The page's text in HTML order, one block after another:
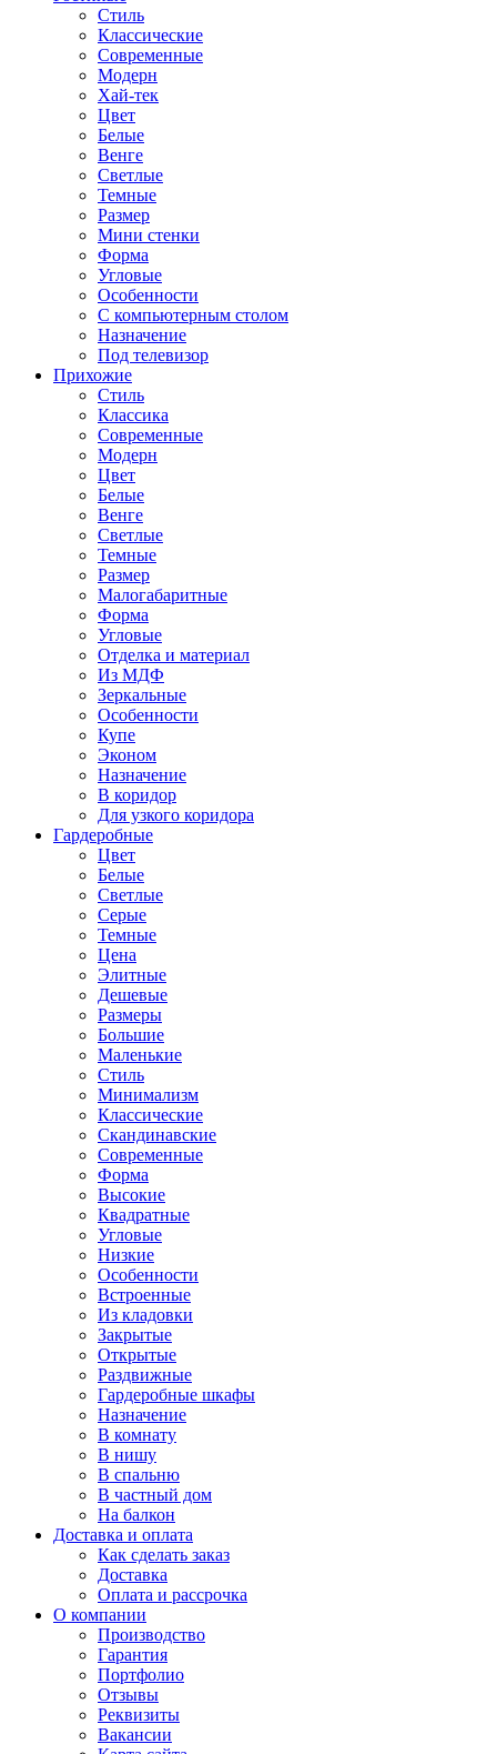
Стиль
Классические
Современные
Модерн
Хай-тек
Цвет
Белые
Венге
Светлые
Темные
Размер
Мини стенки
Форма
Угловые
Особенности
С компьютерным столом
Назначение
Под телевизор
Прихожие
Стиль
Классика
Современные
Модерн
Цвет
Белые
Венге
Светлые
Темные
Размер
Малогабаритные
Форма
Угловые
Отделка и материал
Из МДФ
Зеркальные
Особенности
Купе
Эконом
Назначение
В коридор
Для узкого коридора
Гардеробные
Цвет
Белые
Светлые
Серые
Темные
Цена
Элитные
Дешевые
Размеры
Большие
Маленькие
Стиль
Минимализм
Классические
Скандинавские
Современные
Форма
Высокие
Квадратные
Угловые
Низкие
Особенности
Встроенные
Из кладовки
Закрытые
Открытые
Раздвижные
Гардеробные шкафы
Назначение
В комнату
В нишу
В спальню
В частный дом
На балкон
Доставка и оплата
Как сделать заказ
Доставка
Оплата и рассрочка
О компании
Производство
Гарантия
Портфолио
Отзывы
Реквизиты
Вакансии